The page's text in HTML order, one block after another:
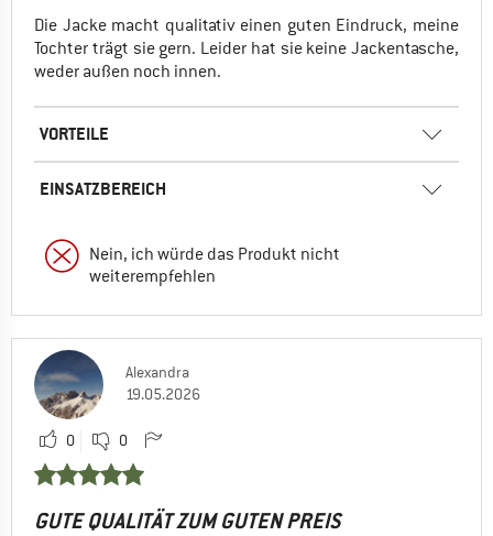
Die Jacke macht qualitativ einen guten Eindruck, meine
Tochter trägt sie gern. Leider hat sie keine Jackentasche,
weder außen noch innen.
VORTEILE
EINSATZBEREICH
Nein, ich würde das Produkt nicht
weiterempfehlen
Alexandra
19.05.2026
0 0
GUTE QUALITÄT ZUM GUTEN PREIS